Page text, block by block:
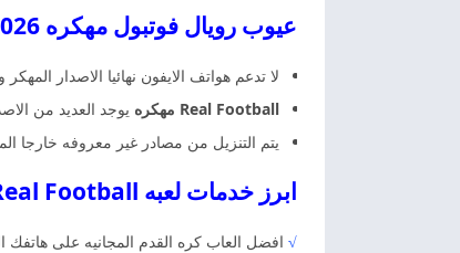
عيوب رويال فوتبول مهكره 2026
لا تدعم هواتف الايفون نهائيا الاصدار
Real Football مهكره
يوجد العديد من
يتم التنزيل من مصادر غير معروفه خارجا
ابرز خدمات لعبه Real Football مهكره
√ افضل العاب كره القدم المجانيه على هاتفك